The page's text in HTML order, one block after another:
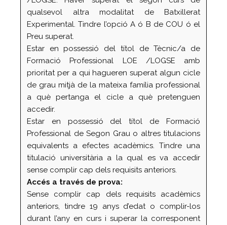
qualsevol altra modalitat de Batxillerat
Experimental. Tindre l’opció A ó B de COU ó el
Preu superat.
Estar en possessió del títol de Tècnic/a de
Formació Professional LOE /LOGSE amb
prioritat per a qui hagueren superat algun cicle
de grau mitjà de la mateixa família professional
a què pertanga el cicle a què pretenguen
accedir.
Estar en possessió del títol de Formació
Professional de Segon Grau o altres titulacions
equivalents a efectes acadèmics. Tindre una
titulació universitària a la qual es va accedir
sense complir cap dels requisits anteriors.
Accés a través de prova:
Sense complir cap dels requisits acadèmics
anteriors, tindre 19 anys d’edat o complir-los
durant l’any en curs i superar la corresponent